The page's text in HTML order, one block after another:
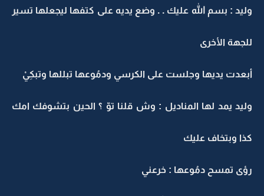
وليد : بسم الله عليك . . وضع يديه على كتفها ليجعلها تسير
للجهة الأخرى
أبعدت يديها وجلست على الكرسي ودمُوعها تبللها وتبكِيْ
وليد يمد لها المناديل : وش قلنا توّ ؟ الحين بتشوفك امك
كذا وبتخاف عليك
رؤى تمسح دمُوعها : خرعني